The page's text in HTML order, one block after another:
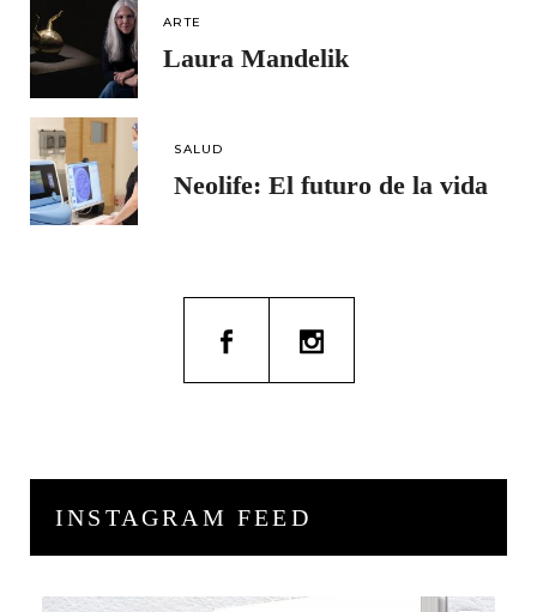
ARTE
Laura Mandelik
SALUD
Neolife: El futuro de la vida
INSTAGRAM FEED